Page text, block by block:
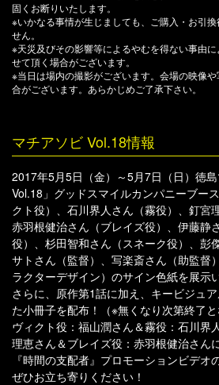
固くお断りいたします。
※いかなる事情が生じましても、ご購入・お引
せん。
※天災及びその影響等によるやむを得ない事由
せて頂く場合がございます。
※当日は場内の撮影がございます。会場の映像
合がございます。あらかじめご了承下さい。
マチアソビ Vol.18情報
2017年5月5日（金）～5月7日（日）徳
Vol.18」グッドスマイルカンパニーブー
クト役）、石川界人さん（霧役）、釘宮
赤羽根健治さん（ブレイズ役）、伊藤静
役）、杉田智和さん（スネーク役）、彭
サトさん（監督）、写楽斎さん（助監督
ラクターデザイン）のサイン色紙を展示
さらに、原作第1話に加え、キービジュ
た小冊子を配布！（※無くなり次第終了と
ヴィクト役：福山潤さん＆霧役：石川界
理恵さん＆ブレイズ役：赤羽根健治さん
『時間の支配者』プロモーションビデオ
ぜひお立ち寄りください！